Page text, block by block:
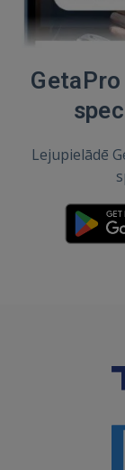
Lejupielādē